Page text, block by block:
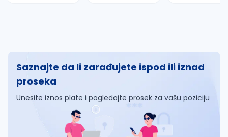
Saznajte da li zarađujete ispod ili iznad
proseka
Unesite iznos plate i pogledajte prosek za vašu poziciju